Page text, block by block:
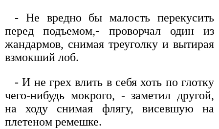
- Не вредно бы малость перекусить
перед подъемом,- проворчал один из
жандармов, снимая треуголку и вытирая
взмокший лоб.
- И не грех влить в себя хоть по глотку
чего-нибудь мокрого, - заметил другой,
на ходу снимая флягу, висевшую на
плетеном ремешке.